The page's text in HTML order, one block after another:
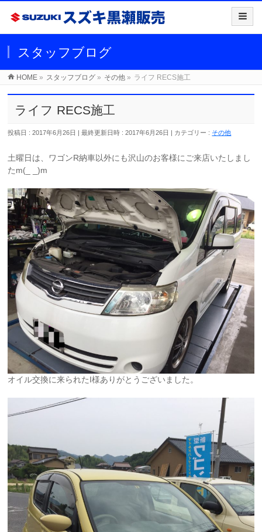
スタッフブログ
HOME » スタッフブログ » その他 » ライフ RECS施工
ライフ RECS施工
投稿日 : 2017年6月26日 最終更新日時 : 2017年6月26日 カテゴリー : その他
土曜日は、ワゴンR納車以外にも沢山のお客様にご来店いたしまし
たm(_ _)m
オイル交換に来られたI様ありがとうございました。